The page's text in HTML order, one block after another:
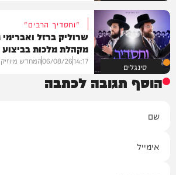
סינגלים
"וחסדיך הרבים"
שרוליק ברזל
מקהלת מלכות
14:17
06/08/26המחדש מיוזיק
הוסף תגובה לכתבה